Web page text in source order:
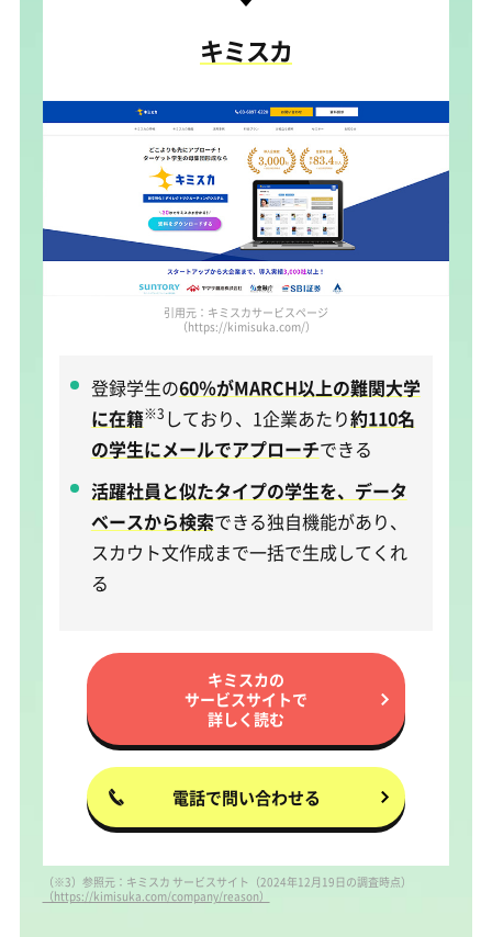
キミスカ
引用元：キミスカサービスページ
（https://kimisuka.com/）
登録学生の60％がMARCH以上の難関大学
に在籍※3 しており、1企業あたり約110名
の学生にメールでアプローチできる
活躍社員と似たタイプの学生を、データ
ベースから検索できる独自機能があり、
スカウト文作成まで一括で生成してくれ
る
キミスカの
サービスサイトで
詳しく読む
電話で問い合わせる
（※3）参照元：キミスカ サービスサイト（2024年12月19日の調査時点）
（https://kimisuka.com/company/reason）